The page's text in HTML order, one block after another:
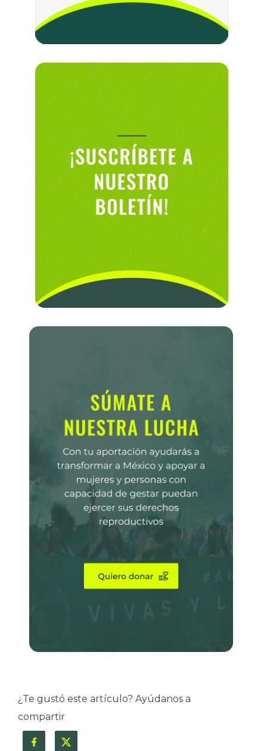
¿Te gustó este artículo? Ayúdanos a
compartir